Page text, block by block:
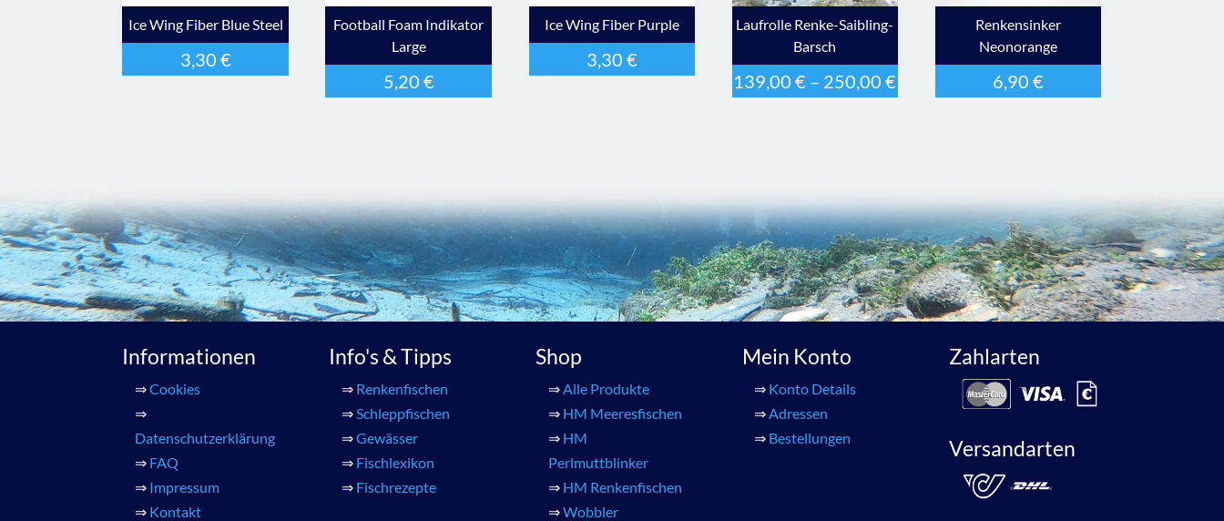
Ice Wing Fiber Blue Steel
3,30 €
Football Foam Indikator
Large
5,20 €
Ice Wing Fiber Purple
3,30 €
Laufrolle Renke-Saibling-
Barsch
139,00€ – 250,00€
Renkensinker
Neonorange
6,90 €
Informationen
⇒Cookies
⇒
Datenschutzerklärung
⇒ FAQ
⇒ Impressum
⇒ Kontakt
Info's & Tipps
⇒ Renkenfischen
⇒Schleppfischen
⇒Gewässer
⇒ Fischlexikon
⇒ Fischrezepte
Shop
⇒Alle Produkte
⇒ HM Meeresfischen
⇒ HM
Perlmuttblinker
⇒ HM Renkenfischen
⇒Wobbler
Mein Konto
⇒ Konto Details
⇒Adressen
⇒ Bestellungen
Zahlarten
Versandarten